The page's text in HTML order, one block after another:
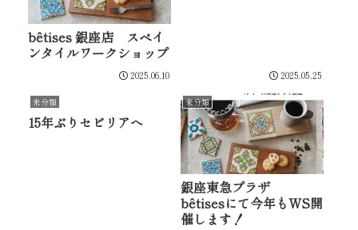
bêtises 銀座店 スペイ
ンタイルワークショップ
2025.06.10 2025.05.25
未分類
15年ぶりセビリアへ
未分類
銀座東急プラザ
bêtisesにて今年もWS開
催します！